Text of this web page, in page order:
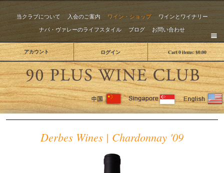
当クラブについて 入会のご案内 ワイン・ショップ
ワインとワイナリー
ナパ・ヴァレーのライフスタイル
ブログ お問い合わせ
Cart0items:$0.00
アカウント ログイン
The
Derbes Wines | Chardonnay '09